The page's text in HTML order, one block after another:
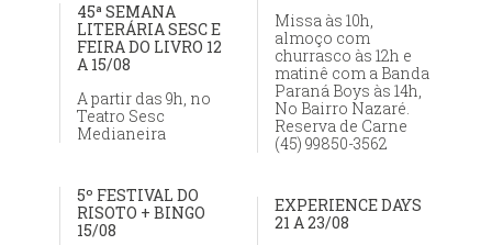
Missa às 10h,
almoço com
churrasco às 12h e
matinê com a Banda
Paraná Boys às 14h,
No Bairro Nazaré.
Reserva de Carne
(45) 99850-3562
45ª SEMANA
LITERÁRIA SESC E
FEIRA DO LIVRO 12
A 15/08
A partir das 9h, no
Teatro Sesc
Medianeira
5º FESTIVAL DO
RISOTO + BINGO
15/08
EXPERIENCE DAYS
21 A 23/08